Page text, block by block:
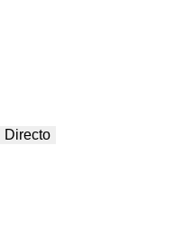
Directo